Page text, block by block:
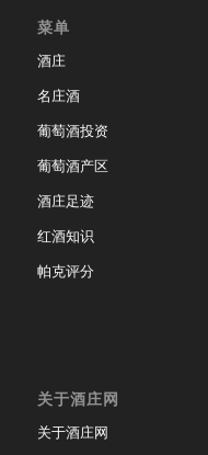
菜单
酒庄
名庄酒
葡萄酒投资
葡萄酒产区
酒庄足迹
红酒知识
帕克评分
关于酒庄网
关于酒庄网